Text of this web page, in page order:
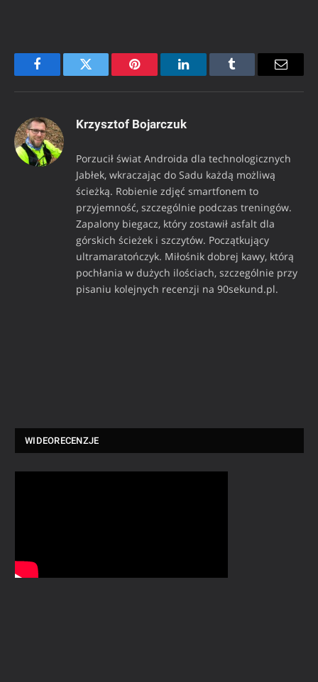
FacebookTwitter Pinterest LinkedInTumblr Email
Krzysztof Bojarczuk
Porzucił świat Androida dla technologicznych
Jabłek, wkraczając do Sadu każdą możliwą
ścieżką. Robienie zdjęć smartfonem to
przyjemność, szczególnie podczas treningów.
Zapalony biegacz, który zostawił asfalt dla
górskich ścieżek i szczytów. Początkujący
ultramaratończyk. Miłośnik dobrej kawy, którą
pochłania w dużych ilościach, szczególnie przy
pisaniu kolejnych recenzji na 90sekund.pl.
WIDEORECENZJE